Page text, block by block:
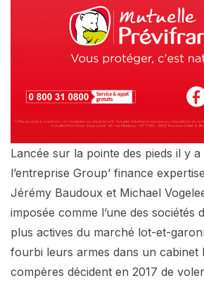
Lancée sur la pointe des pieds il y a
l’entreprise Group’ finance
Jérémy Baudoux et Michael
imposée comme l’une des sociétés
plus actives du marché lot-et-
fourbi leurs armes dans un cabinet
compères décident en 2017 de